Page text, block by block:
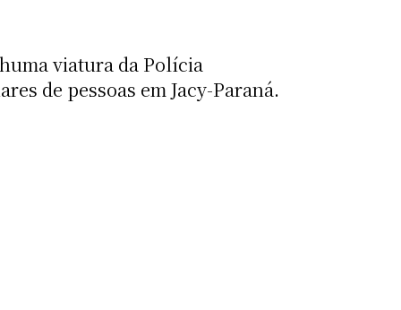
viatura da Polícia
de pessoas em Jacy-Paraná.